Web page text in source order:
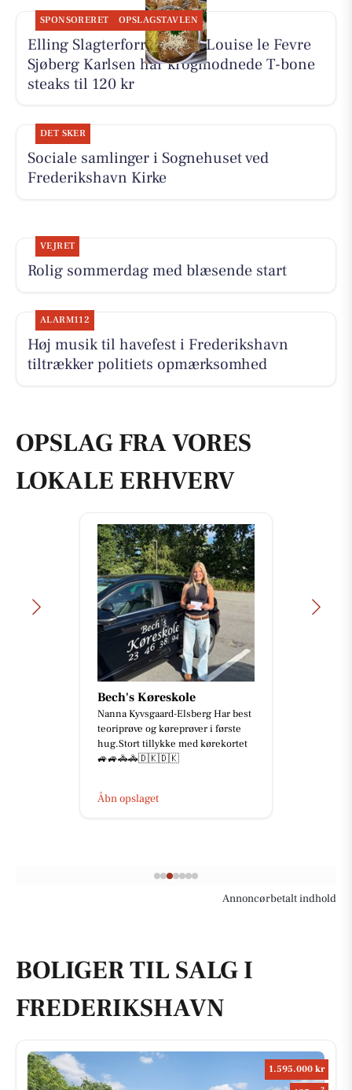
SPONSORERET OPSLAGSTAVLEN
Elling Slagterforretning v/Louise le Fevre
Sjøberg Karlsen har krogmodnede T-bone
steaks til 120 kr
DET SKER
Sociale samlinger i Sognehuset ved
Frederikshavn Kirke
VEJRET
Rolig sommerdag med blæsende start
ALARM112
Høj musik til havefest i Frederikshavn
tiltrækker politiets opmærksomhed
OPSLAG FRA VORES
LOKALE ERHVERV
Bech's Køreskole
Nanna Kyvsgaard-Elsberg Har best
teoriprøve og køreprøver i første
hug.Stort tillykke med kørekortet
🚙🚙🚓🚓🇩🇰🇩🇰
Åbn opslaget
Annoncørbetalt indhold
BOLIGER TIL SALG I
FREDERIKSHAVN
1.595.000 kr